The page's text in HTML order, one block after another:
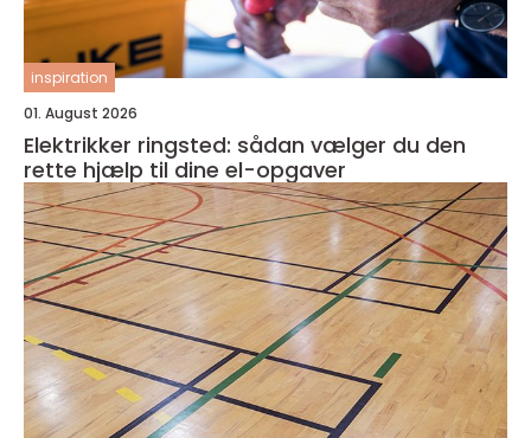
inspiration
01. August 2026
Elektrikker ringsted: sådan vælger du den
rette hjælp til dine el-opgaver